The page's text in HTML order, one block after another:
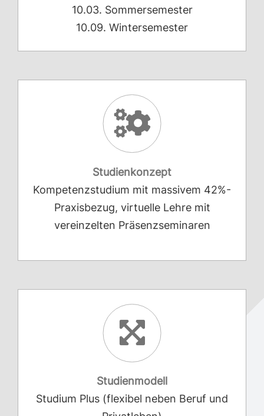
10.03. Sommersemester
10.09. Wintersemester
Studienkonzept
Kompetenzstudium mit massivem 42%-
Praxisbezug, virtuelle Lehre mit
vereinzelten Präsenzseminaren
Studienmodell
Studium Plus (flexibel neben Beruf und